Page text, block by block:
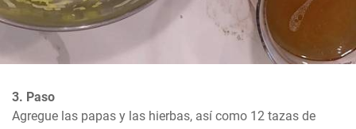
3. Paso
Agregue las papas y las hierbas, así como 12 tazas de